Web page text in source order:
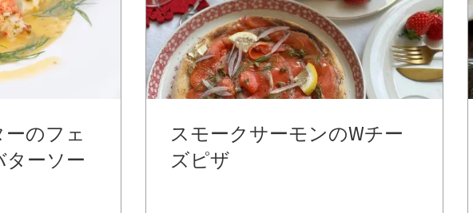
のフェ
ターソー
スモークサーモンのWチー
ズピザ